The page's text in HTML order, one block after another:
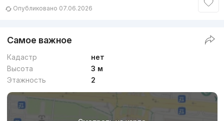
Опубликовано 07.06.2026
Самое важное
Кадастр
нет
Высота
3 м
Этажность
2